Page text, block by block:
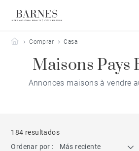
Barnes Côte Basque
Comprar Casa
Maisons Pays
Annonces maisons à vendre
184 resultados
Ordenar por :
Más reciente